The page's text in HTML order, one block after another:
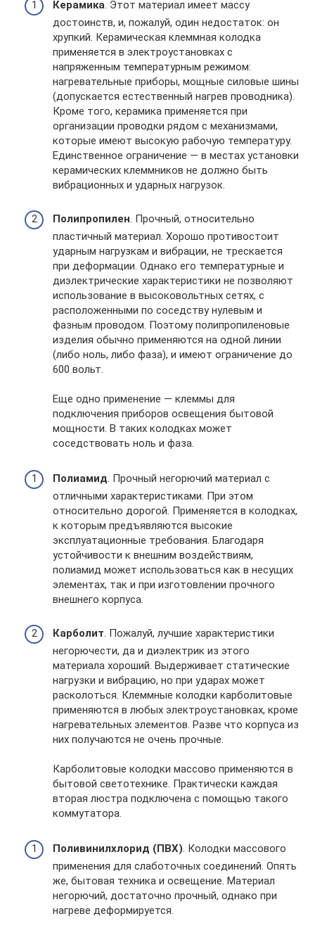
Керамика. Этот материал имеет массу
достоинств, и, пожалуй, один недостаток: он
хрупкий. Керамическая клеммная колодка
применяется в электроустановках с
напряженным температурным режимом:
нагревательные приборы, мощные силовые шины
(допускается естественный нагрев проводника).
Кроме того, керамика применяется при
организации проводки рядом с механизмами,
которые имеют высокую рабочую температуру.
Единственное ограничение — в местах установки
керамических клеммников не должно быть
вибрационных и ударных нагрузок.
Полипропилен. Прочный, относительно
пластичный материал. Хорошо противостоит
ударным нагрузкам и вибрации, не трескается
при деформации. Однако его температурные и
диэлектрические характеристики не позволяют
использование в высоковольтных сетях, с
расположенными по соседству нулевым и
фазным проводом. Поэтому полипропиленовые
изделия обычно применяются на одной линии
(либо ноль, либо фаза), и имеют ограничение до
600 вольт.
Еще одно применение — клеммы для
подключения приборов освещения бытовой
мощности. В таких колодках может
соседствовать ноль и фаза.
Полиамид. Прочный негорючий материал с
отличными характеристиками. При этом
относительно дорогой. Применяется в колодках,
к которым предъявляются высокие
эксплуатационные требования. Благодаря
устойчивости к внешним воздействиям,
полиамид может использоваться как в несущих
элементах, так и при изготовлении прочного
внешнего корпуса.
Карболит. Пожалуй, лучшие характеристики
негорючести, да и диэлектрик из этого
материала хороший. Выдерживает статические
нагрузки и вибрацию, но при ударах может
расколоться. Клеммные колодки карболитовые
применяются в любых электроустановках, кроме
нагревательных элементов. Разве что корпуса из
них получаются не очень прочные.
Карболитовые колодки массово применяются в
бытовой светотехнике. Практически каждая
вторая люстра подключена с помощью такого
коммутатора.
Поливинилхлорид (ПВХ). Колодки массового
применения для слаботочных соединений. Опять
же, бытовая техника и освещение. Материал
негорючий, достаточно прочный, однако при
нагреве деформируется.